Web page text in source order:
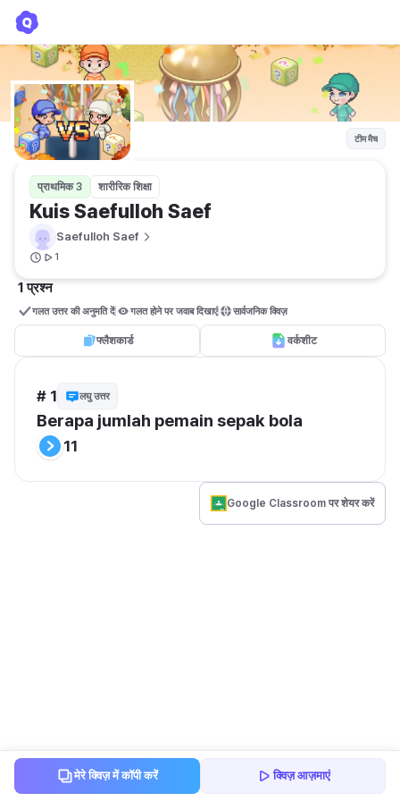
टीम मैच
प्राथमिक 3 शारीरिक शिक्षा
Kuis Saefulloh Saef
Saefulloh Saef
1
1 प्रश्न
गलत उत्तर की अनुमति दें गलत होने पर जवाब दिखाएं सार्वजनिक क्विज़
फ्लैशकार्ड वर्कशीट
# 1 लघु उत्तर
Berapa jumlah pemain sepak bola
11
Google Classroom पर शेयर करें
मेरे क्विज़ में कॉपी करें क्विज़ आज़माएं